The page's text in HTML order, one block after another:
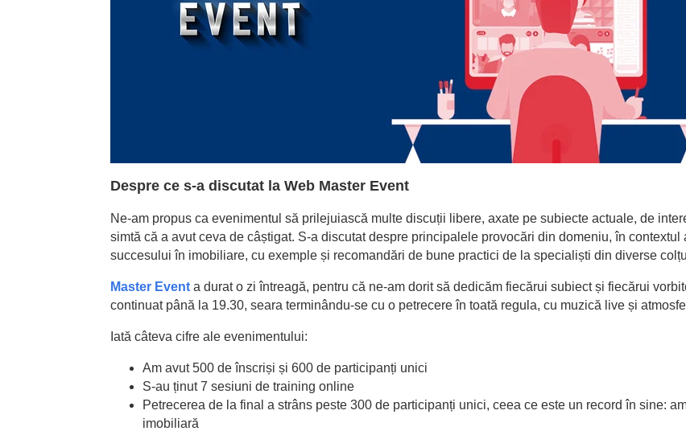
Despre ce s-a discutat la Web Master Event
Ne-am propus ca evenimentul să prilejuiască multe discuții libere, axate pe subiecte actuale, de
simtă că a avut ceva de câștigat. S-a discutat despre principalele provocări din domeniu, în
succesului în imobiliare, cu exemple și recomandări de bune practici de la specialiști din diverse
Master Event a durat o zi întreagă, pentru că ne-am dorit să dedicăm fiecărui subiect și fiecărui
continuat până la 19.30, seara terminându-se cu o petrecere în toată regula, cu muzică live și
Iată câteva cifre ale evenimentului:
Am avut 500 de înscriși și 600 de participanți unici
S-au ținut 7 sesiuni de training online
Petrecerea de la final a strâns peste 300 de participanți unici, ceea ce este un record în sine:
imobiliară